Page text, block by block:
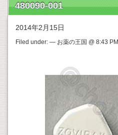
480090-001
2014年2月15日
Filed under: — お薬の王国 @ 8:43 PM